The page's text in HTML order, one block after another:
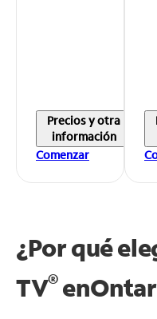
Precios y otra
información
Comenzar
¿Por qué
TV®en